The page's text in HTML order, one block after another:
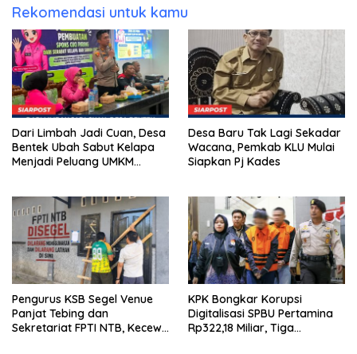
Rekomendasi untuk kamu
Dari Limbah Jadi Cuan, Desa
Bentek Ubah Sabut Kelapa
Menjadi Peluang UMKM
Desa Baru Tak Lagi Sekadar
Wacana, Pemkab KLU Mulai
Siapkan Pj Kades
Pengurus KSB Segel Venue
Panjat Tebing dan
Sekretariat FPTI NTB, Kecewa
KPK Bongkar Korupsi
Digitalisasi SPBU Pertamina
Rp322,18 Miliar, Tiga